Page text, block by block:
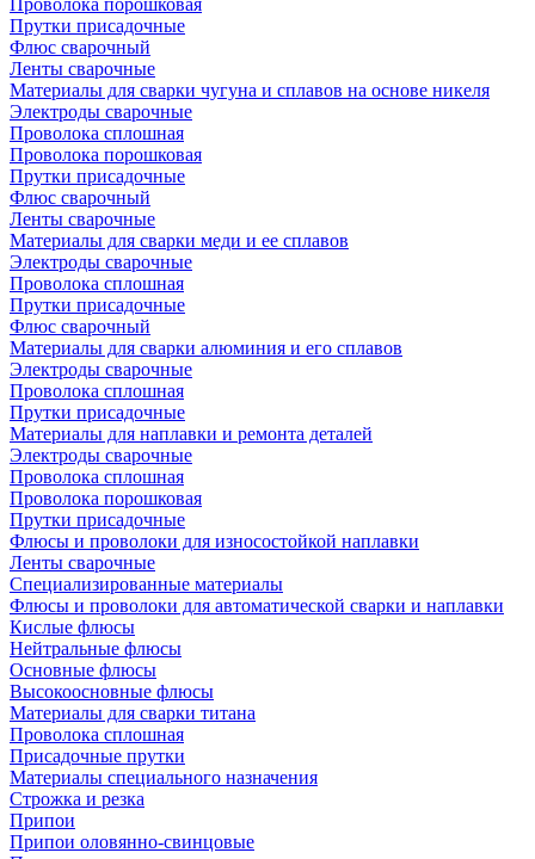
Проволока порошковая
Прутки присадочные
Флюс сварочный
Ленты сварочные
Материалы для сварки чугуна и сплавов на основе никеля
Электроды сварочные
Проволока сплошная
Проволока порошковая
Прутки присадочные
Флюс сварочный
Ленты сварочные
Материалы для сварки меди и ее сплавов
Электроды сварочные
Проволока сплошная
Прутки присадочные
Флюс сварочный
Материалы для сварки алюминия и его сплавов
Электроды сварочные
Проволока сплошная
Прутки присадочные
Материалы для наплавки и ремонта деталей
Электроды сварочные
Проволока сплошная
Проволока порошковая
Прутки присадочные
Флюсы и проволоки для износостойкой наплавки
Ленты сварочные
Специализированные материалы
Флюсы и проволоки для автоматической сварки и наплавки
Кислые флюсы
Нейтральные флюсы
Основные флюсы
Высокоосновные флюсы
Материалы для сварки титана
Проволока сплошная
Присадочные прутки
Материалы специального назначения
Строжка и резка
Припои
Припои оловянно-свинцовые